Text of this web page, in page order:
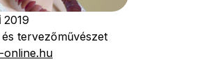
2019
tervezőművészet
online.hu